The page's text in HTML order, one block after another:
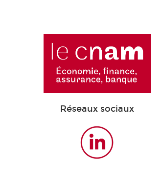
Réseaux sociaux